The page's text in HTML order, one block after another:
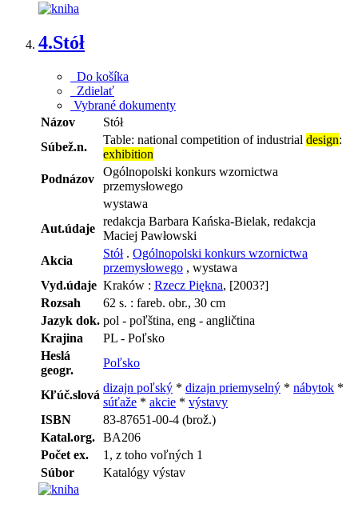
4.Stół
Do košíka
Zdielať
Vybrané dokumenty
Názov
Stół
Súbež.n.
Table: national competition of industrial design:
exhibition
Podnázov
Ogólnopolski konkurs wzornictwa
przemysłowego
wystawa
Aut.údaje
redakcja Barbara Kańska-Bielak, redakcja
Maciej Pawłowski
Akcia
Stół. Ogólnopolski konkurs wzornictwa
przemysłowego , wystawa
Vyd.údaje Kraków : Rzecz Piękna, [2003?]
Rozsah
62 s. : fareb. obr., 30 cm
Jazyk dok. pol - poľština, eng - angličtina
Krajina
PL - Poľsko
Heslá
geogr.
Poľsko
Kľúč.slová
dizajn poľský * dizajn priemyselný * nábytok *
súťaže * akcie * výstavy
ISBN
83-87651-00-4 (brož.)
Katal.org. BA206
Počet ex.
1, z toho voľných 1
Súbor
Katalógy výstav